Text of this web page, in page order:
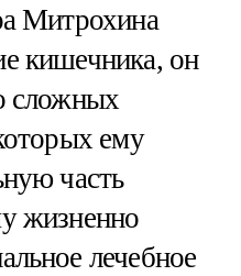
Митрохина
кишечника, он
сложных
ему
часть
жизненно
лечебное